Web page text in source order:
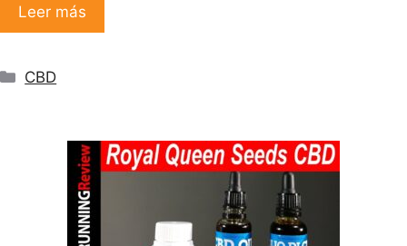
Leer más
Categorías
CBD